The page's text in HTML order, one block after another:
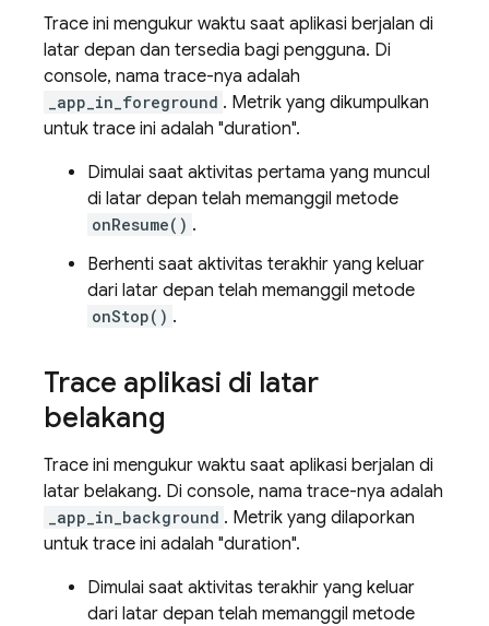
Trace ini mengukur waktu saat aplikasi berjalan di
latar depan dan tersedia bagi pengguna. Di
console, nama trace-nya adalah
_app_in_foreground . Metrik yang dikumpulkan
untuk trace ini adalah "duration".
Dimulai saat aktivitas pertama yang muncul
di latar depan telah memanggil metode
onResume() .
Berhenti saat aktivitas terakhir yang keluar
dari latar depan telah memanggil metode
onStop() .
Trace aplikasi di latar
belakang
Trace ini mengukur waktu saat aplikasi berjalan di
latar belakang. Di console, nama trace-nya adalah
_app_in_background . Metrik yang dilaporkan
untuk trace ini adalah "duration".
Dimulai saat aktivitas terakhir yang keluar
dari latar depan telah memanggil metode